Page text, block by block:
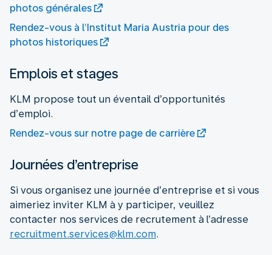
photos générales
Rendez-vous à l’Institut Maria Austria pour des
photos historiques
Emplois et stages
KLM propose tout un éventail d’opportunités
d’emploi.
Rendez-vous sur notre page de carrière
Journées d’entreprise
Si vous organisez une journée d’entreprise et si vous
aimeriez inviter KLM à y participer, veuillez
contacter nos services de recrutement à l’adresse
recruitment.services@klm.com.